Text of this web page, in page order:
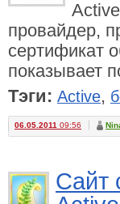
провайдер,
сертификат
показывает
Тэги: Active,
06.05.2011 09:56
Сайт